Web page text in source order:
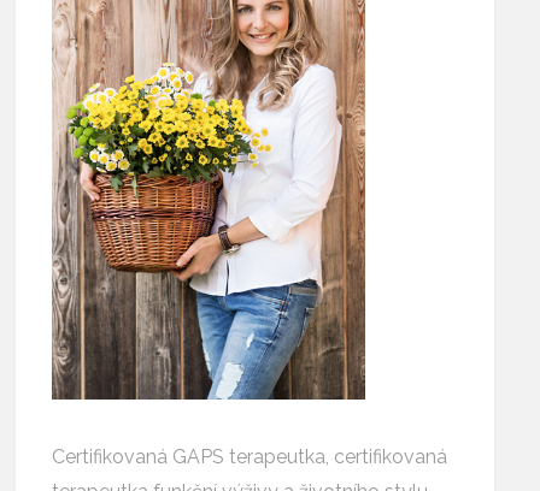
Certifikovaná GAPS terapeutka, certifikovaná